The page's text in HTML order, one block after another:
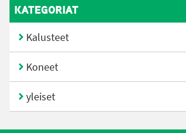
KATEGORIAT
Kalusteet
Koneet
yleiset